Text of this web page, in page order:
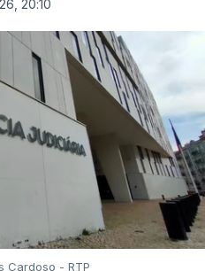
20:10
Cardoso - RTP